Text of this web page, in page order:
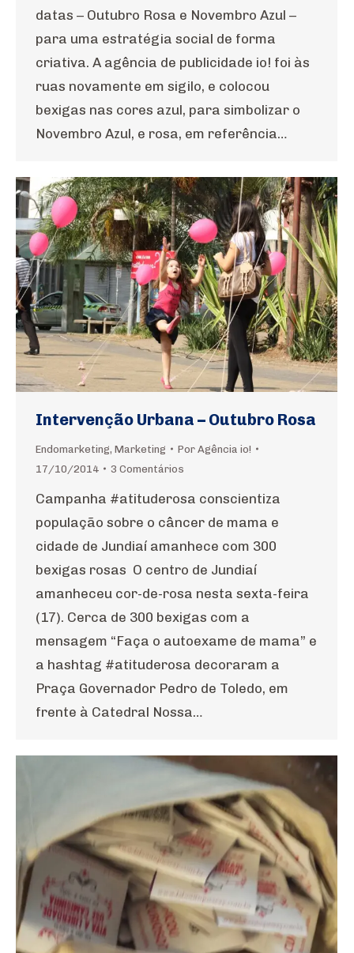
datas – Outubro Rosa e Novembro Azul –
para uma estratégia social de forma
criativa. A agência de publicidade io! foi às
ruas novamente em sigilo, e colocou
bexigas nas cores azul, para simbolizar o
Novembro Azul, e rosa, em referência…
Intervenção Urbana – Outubro Rosa
Endomarketing, Marketing Por Agência io!
17/10/2014
3 Comentários
Campanha #atituderosa conscientiza
população sobre o câncer de mama e
cidade de Jundiaí amanhece com 300
bexigas rosas O centro de Jundiaí
amanheceu cor-de-rosa nesta sexta-feira
(17). Cerca de 300 bexigas com a
mensagem “Faça o autoexame de mama” e
a hashtag #atituderosa decoraram a
Praça Governador Pedro de Toledo, em
frente à Catedral Nossa…